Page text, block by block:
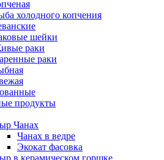
холодного копчения
шейки
раки
раки
продукты
Чанах
Чанах в ведре
Экокат фасовка
в керамическом горшке